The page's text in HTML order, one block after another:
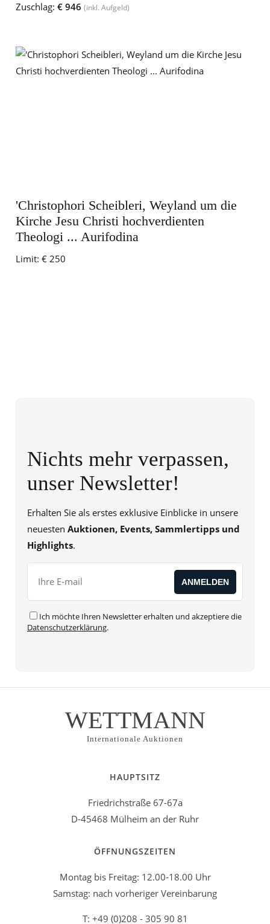
Zuschlag: € 946 (inkl. Aufgeld)
'Christophori Scheibleri, Weyland um die
Kirche Jesu Christi hochverdienten
Theologi ... Aurifodina
Limit: € 250
Nichts mehr verpassen,
unser Newsletter!
Erhalten Sie als erstes exklusive Einblicke in unsere
neuesten Auktionen, Events, Sammlertipps und
Highlights.
Ich möchte Ihren Newsletter erhalten und akzeptiere die
Datenschutzerklärung.
WETTMANN
Internationale Auktionen
HAUPTSITZ
Friedrichstraße 67-67a
D-45468 Mülheim an der Ruhr
ÖFFNUNGSZEITEN
Montag bis Freitag: 12.00-18.00 Uhr
Samstag: nach vorheriger Vereinbarung
T: +49 (0)208 - 305 90 81